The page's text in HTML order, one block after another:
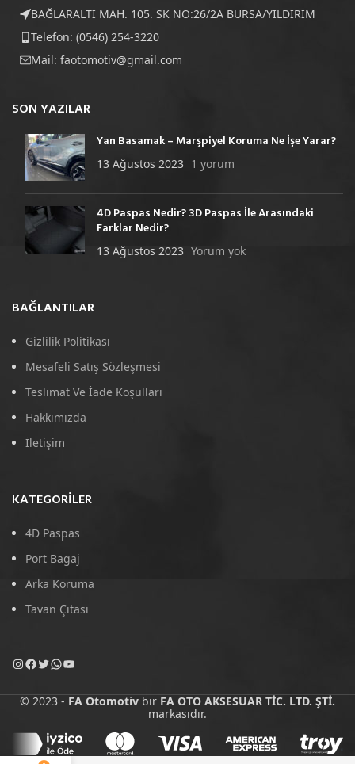
BAĞLARALTI MAH. 105. SK NO:26/2A BURSA/YILDIRIM
Telefon: (0546) 254-3220
Mail: faotomotiv@gmail.com
SON YAZILAR
Yan Basamak – Marşpiyel Koruma Ne İşe Yarar?
13 Ağustos 2023 1 yorum
4D Paspas Nedir? 3D Paspas İle Arasındaki
Farklar Nedir?
13 Ağustos 2023 Yorum yok
BAĞLANTILAR
Gizlilik Politikası
Mesafeli Satış Sözleşmesi
Teslimat Ve İade Koşulları
Hakkımızda
İletişim
KATEGORILER
4D Paspas
Port Bagaj
Arka Koruma
Tavan Çıtası
© 2023 - FA Otomotiv bir FA OTO AKSESUAR TİC. LTD. ŞTİ.
markasıdır.